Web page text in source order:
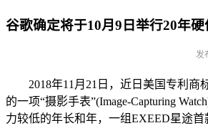
谷歌确定将于10月9日举行20年
发
2018年11月21日，近日美国专利商
的一项“摄影手表”(Image-Capturing
力较低的年长和年，一组EXEED星途首